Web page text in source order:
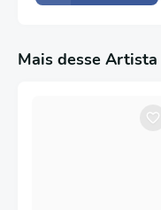
Mais desse Artista